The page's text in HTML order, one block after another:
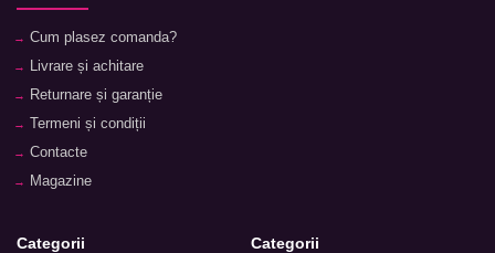
Cum plasez comanda?
Livrare și achitare
Returnare și garanție
Termeni și condiții
Contacte
Magazine
Categorii Categorii